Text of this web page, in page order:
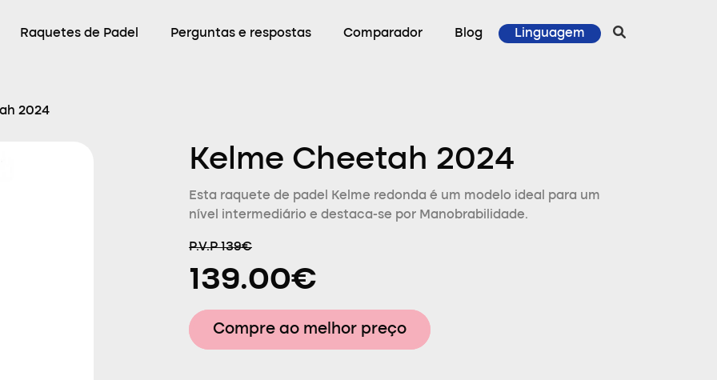
Raquetes de Padel Perguntas e respostas Comparador Blog Linguagem
2024
Kelme Cheetah 2024
Esta raquete de padel Kelme redonda é um modelo ideal para um
nível intermediário e destaca-se por Manobrabilidade.
P.V.P 139€
139.00€
Compre ao melhor preço